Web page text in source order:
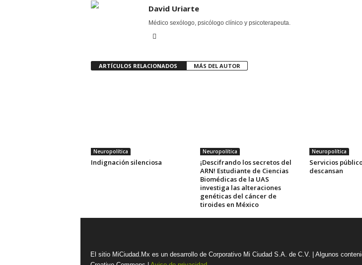
David Uriarte
Médico sexólogo, psicólogo clínico y psicoterapeuta.
ARTÍCULOS RELACIONADOS MÁS DEL AUTOR
Neuropolítica
Indignación silenciosa
Neuropolítica
¡Descifrando los secretos del
ARN! Estudiante de Ciencias
Biomédicas de la UAS
investiga las alteraciones
genéticas del cáncer de
tiroides en México
Neuropolítica
Servicios
descansan
El sitio MiCiudad.Mx es un desarrollo de Corporativo Mi Ciudad S.A. de C.V. | Algunos